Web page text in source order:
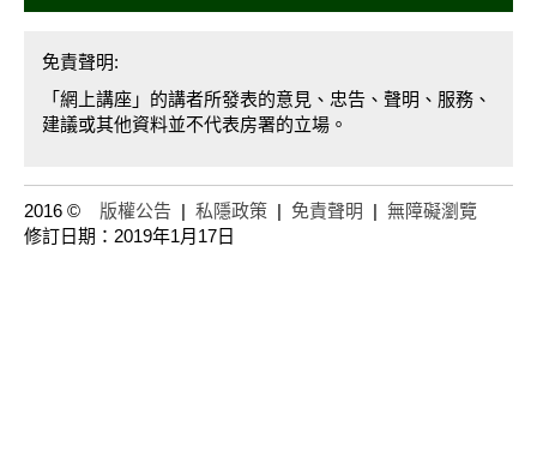
免責聲明:
「網上講座」的講者所發表的意見、忠告、聲明、服務、
建議或其他資料並不代表房署的立場。
2016 © 版權公告 | 私隱政策 | 免責聲明 | 無障礙瀏覽
修訂日期：2019年1月17日